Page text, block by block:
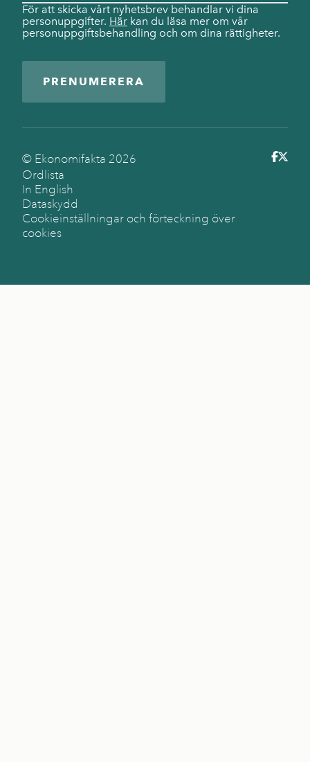
För att skicka vårt nyhetsbrev behandlar vi dina
personuppgifter. Här kan du läsa mer om vår
personuppgiftsbehandling och om dina rättigheter.
PRENUMERERA
© Ekonomifakta 2026
Ordlista
In English
Dataskydd
Cookieinställningar och förteckning över
cookies